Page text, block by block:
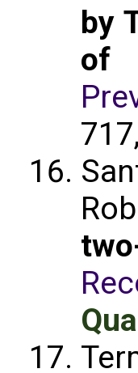
by
of